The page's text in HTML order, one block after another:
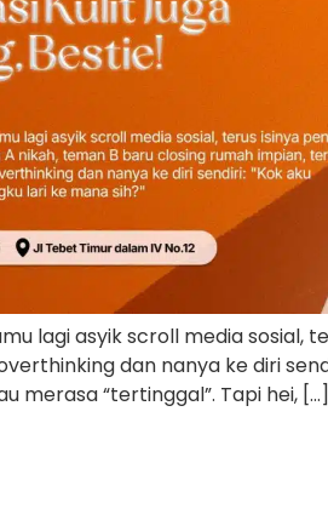
lagi asyik scroll media sosial,
dan nanya ke diri
merasa “tertinggal”. Tapi hei, […]